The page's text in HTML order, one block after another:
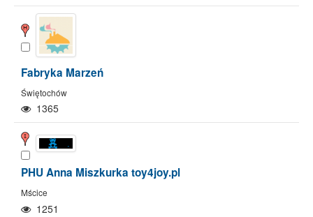
Fabryka Marzeń
Świętochów
1365
PHU Anna Miszkurka toy4joy.pl
Mścice
1251